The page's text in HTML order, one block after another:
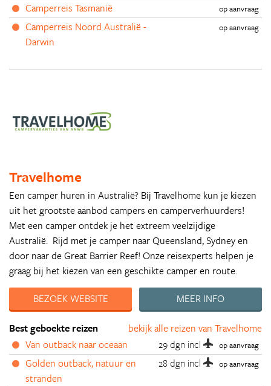
Camperreis Tasmanië op aanvraag
Camperreis Noord Australië -
Darwin
op aanvraag
Travelhome
Een camper huren in Australië? Bij Travelhome kun je kiezen
uit het grootste aanbod campers en camperverhuurders!
Met een camper ontdek je het extreem veelzijdige
Australië. Rijd met je camper naar Queensland, Sydney en
door naar de Great Barrier Reef! Onze reisexperts helpen je
graag bij het kiezen van een geschikte camper en route.
BEZOEK WEBSITE
MEER INFO
bekijk alle reizen van Travelhome
Best geboekte reizen
Van outback naar oceaan
29 dgn incl op aanvraag
Golden outback, natuur en
stranden
28 dgn incl op aanvraag